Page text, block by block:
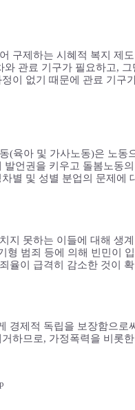
구제하는 시혜적 복지 제
와 관료 기구가 필요하고,
이 없기 때문에 관료 기구
(육아 및 가사노동)은 노
발언권을 키우고 돌봄노동
별 및 성별 분업의 문제에
지 못하는 이들에 대해 생
형 범죄 등에 의해 빈민이
율이 급격히 감소한 것이
경제적 독립을 보장함으
하므로, 가정폭력을 비롯